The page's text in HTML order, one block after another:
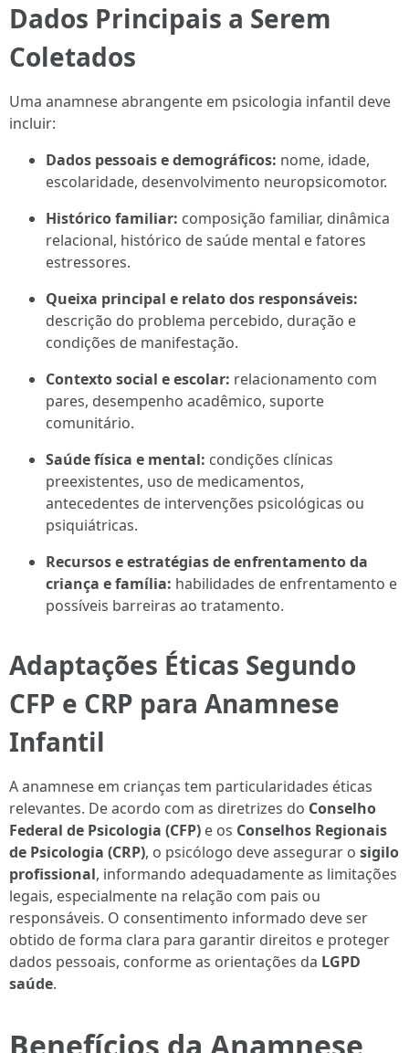
Dados Principais a Serem
Coletados
Uma anamnese abrangente em psicologia infantil deve
incluir:
Dados pessoais e demográficos: nome, idade,
escolaridade, desenvolvimento neuropsicomotor.
Histórico familiar: composição familiar, dinâmica
relacional, histórico de saúde mental e fatores
estressores.
Queixa principal e relato dos responsáveis:
descrição do problema percebido, duração e
condições de manifestação.
Contexto social e escolar: relacionamento com
pares, desempenho acadêmico, suporte
comunitário.
Saúde física e mental: condições clínicas
preexistentes, uso de medicamentos,
antecedentes de intervenções psicológicas ou
psiquiátricas.
Recursos e estratégias de enfrentamento da
criança e família: habilidades de enfrentamento e
possíveis barreiras ao tratamento.
Adaptações Éticas Segundo
CFP e CRP para Anamnese
Infantil
A anamnese em crianças tem particularidades éticas
relevantes. De acordo com as diretrizes do Conselho
Federal de Psicologia (CFP) e os Conselhos Regionais
de Psicologia (CRP), o psicólogo deve assegurar o sigilo
profissional, informando adequadamente as limitações
legais, especialmente na relação com pais ou
responsáveis. O consentimento informado deve ser
obtido de forma clara para garantir direitos e proteger
dados pessoais, conforme as orientações da LGPD
saúde.